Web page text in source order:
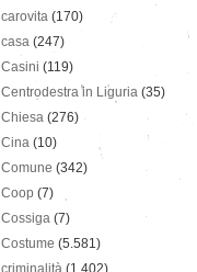
carovita (170)
casa (247)
Casini (119)
Centrodestra in Liguria (35)
Chiesa (276)
Cina (10)
Comune (342)
Coop (7)
Cossiga (7)
Costume (5.581)
criminalità (1.402)